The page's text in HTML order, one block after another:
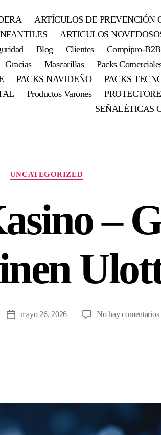
ARTÍCULOS DE PREVENCIÓN
ARTICULOS
Blog Clientes Compipro-B2B
Gracias Mascarillas Packs
PACKS NAVIDEÑO PACKS
Productos Varones
SEÑALÉTICAS
UNCATEGORIZED
–
mayo 26, 2026 No hay comentarios